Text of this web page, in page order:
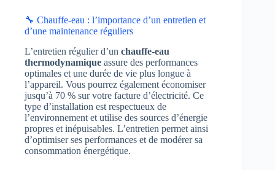
🔧 Chauffe-eau : l’importance d’un entretien et
d’une maintenance réguliers
L’entretien régulier d’un chauffe-eau
thermodynamique assure des performances
optimales et une durée de vie plus longue à
l’appareil. Vous pourrez également économiser
jusqu’à 70 % sur votre facture d’électricité. Ce
type d’installation est respectueux de
l’environnement et utilise des sources d’énergie
propres et inépuisables. L’entretien permet ainsi
d’optimiser ses performances et de modérer sa
consommation énergétique.